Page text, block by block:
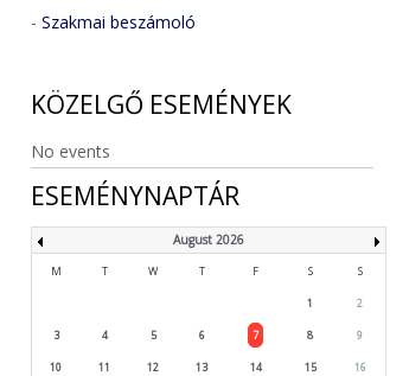
- Szakmai beszámoló
KÖZELGŐ ESEMÉNYEK
No events
ESEMÉNYNAPTÁR
August 2026
M T W T F S S
1 2
3 4 5 6 7 8 9
10 11 12 13 14 15 16